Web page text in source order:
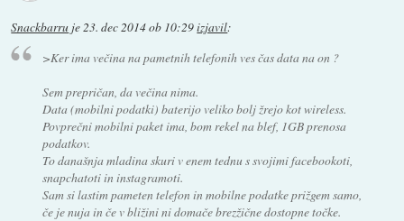
Snackbarru je23. dec 2014 ob 10:29izjavil:
>Ker ima večina na pametnih telefonih ves čas data na on ?
Sem prepričan, da večina nima.
Data (mobilni podatki) baterijo veliko bolj žrejo kot wireless.
Povprečni mobilni paket ima, bom rekel na blef, 1GB prenosa
podatkov.
To današnja mladina skuri v enem tednu s svojimi facebookoti,
snapchatoti in instagramoti.
Sam si lastim pameten telefon in mobilne podatke prižgem samo,
če je nuja in če v bližini ni domače brezžične dostopne točke.